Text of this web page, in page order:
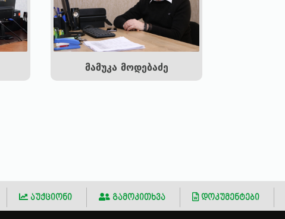
მამუკა მოდებაძე
აუქციონი გამოკითხვა დოკუმენტები